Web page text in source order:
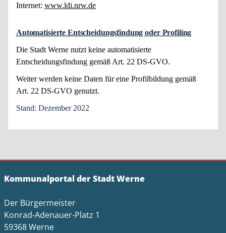
Internet: www.ldi.nrw.de
Automatisierte Entscheidungsfindung oder Profiling
Die Stadt Werne nutzt keine automatisierte
Entscheidungsfindung gemäß Art. 22 DS-GVO.
Weiter werden keine Daten für eine Profilbildung gemäß
Art. 22 DS-GVO genutzt.
Stand: Dezember 2022
Kommunalportal der Stadt Werne
Der Bürgermeister
Konrad-Adenauer-Platz 1
59368 Werne